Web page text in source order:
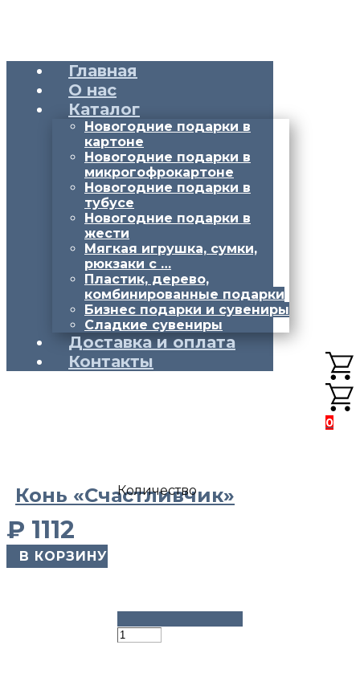
Главная
О нас
Каталог
Новогодние подарки в
картоне
Новогодние подарки в
микрогофрокартоне
Новогодние подарки в
тубусе
Новогодние подарки в
жести
Мягкая игрушка, сумки,
рюкзаки с …
Пластик, дерево,
комбинированные подарки
Бизнес подарки и сувениры
Сладкие сувениры
Доставка и оплата
Контакты
0
Конь «Счастливчик»
₽ 1112
​ В КОРЗИНУ
Количество